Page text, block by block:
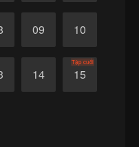
09 10
14 15
Tập cuối